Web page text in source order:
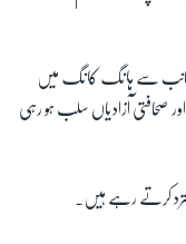
جانب سے ہانگ کانگ میں
صحافتی آزادیاں سلب ہو رہی
کرتے رہے ہیں۔